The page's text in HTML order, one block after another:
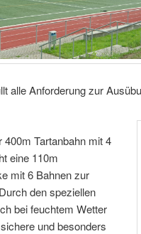
alle Anforderung zur
400m Tartanbahn mit 4
eine 110m
mit 6 Bahnen zur
den speziellen
bei feuchtem Wetter
und besonders